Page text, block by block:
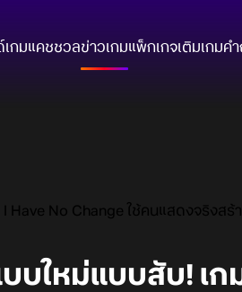
เกมแคชชวลข่าวเกมแพ็กเกจเติมเกมค
Have No Change ใช้คนแสดงจริงสร้
บใหม่แบบสับ! เก